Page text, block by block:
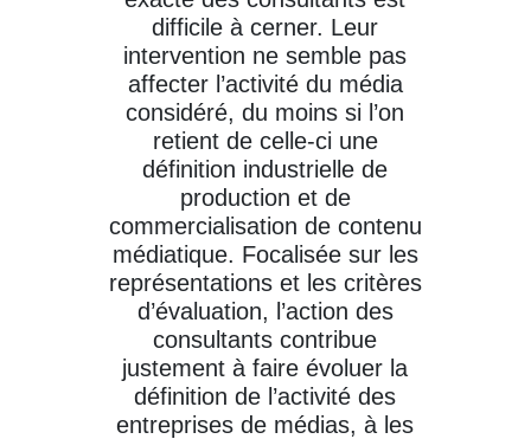
difficile à cerner. Leur
intervention ne semble pas
affecter l’activité du média
considéré, du moins si l’on
retient de celle-ci une
définition industrielle de
production et de
commercialisation de contenu
médiatique. Focalisée sur les
représentations et les critères
d’évaluation, l’action des
consultants contribue
justement à faire évoluer la
définition de l’activité des
entreprises de médias, à les